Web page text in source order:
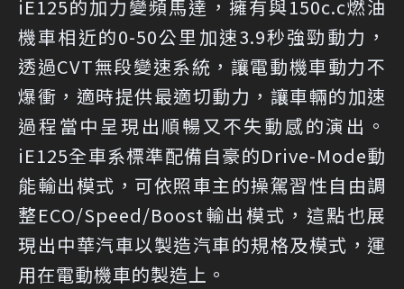
iE125的加力變頻馬達，擁有與150c.c燃油
機車相近的0-50公里加速3.9秒強勁動力，
透過CVT無段變速系統，讓電動機車動力不
爆衝，適時提供最適切動力，讓車輛的加速
過程當中呈現出順暢又不失動感的演出。
iE125全車系標準配備自豪的Drive-Mode動
能輸出模式，可依照車主的操駕習性自由調
整ECO/Speed/Boost輸出模式，這點也展
現出中華汽車以製造汽車的規格及模式，運
用在電動機車的製造上。